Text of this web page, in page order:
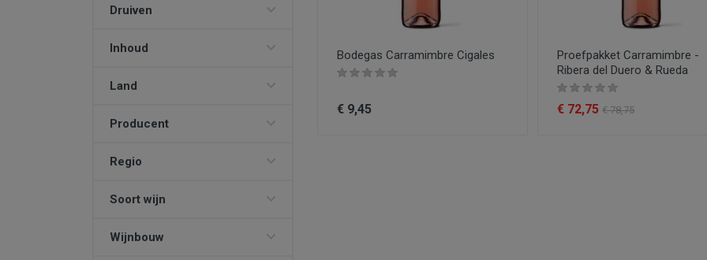
Druiven
Inhoud
Land
Producent
Regio
Soort wijn
Wijnbouw
Bodegas Carramimbre Cigales
€ 9,45
Proefpakket Carramimbre -
Ribera del Duero & Rueda
€ 72,75 € 78,75